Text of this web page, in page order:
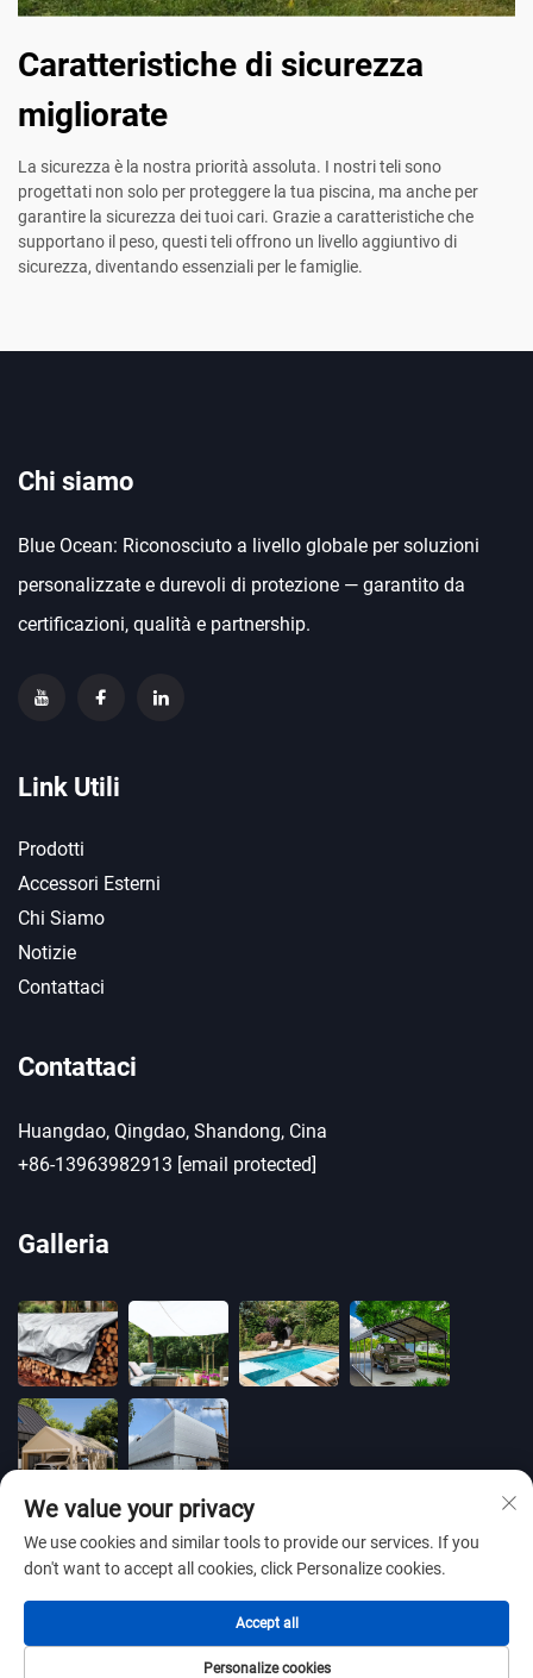
Caratteristiche di sicurezza
migliorate
La sicurezza è la nostra priorità assoluta. I nostri teli sono
progettati non solo per proteggere la tua piscina, ma anche per
garantire la sicurezza dei tuoi cari. Grazie a caratteristiche che
supportano il peso, questi teli offrono un livello aggiuntivo di
sicurezza, diventando essenziali per le famiglie.
Chi siamo
Blue Ocean: Riconosciuto a livello globale per soluzioni
personalizzate e durevoli di protezione — garantito da
certificazioni, qualità e partnership.
Link Utili
Prodotti
Accessori Esterni
Chi Siamo
Notizie
Contattaci
Contattaci
Huangdao, Qingdao, Shandong, Cina
+86-13963982913 [email protected]
Galleria
Copyright © 2025 by BLUE OCEAN PLASTIC CO.,LTD
-Informativa sulla privacy
We value your privacy
We use cookies and similar tools to provide our services. If you
don't want to accept all cookies, click Personalize cookies.
Personalize cookies
Accept all